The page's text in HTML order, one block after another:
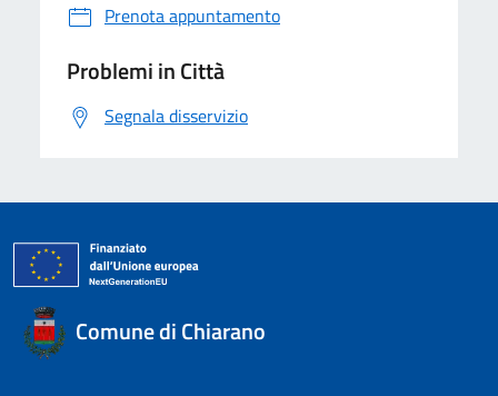
Prenota appuntamento
Problemi in Città
Segnala disservizio
Comune di Chiarano